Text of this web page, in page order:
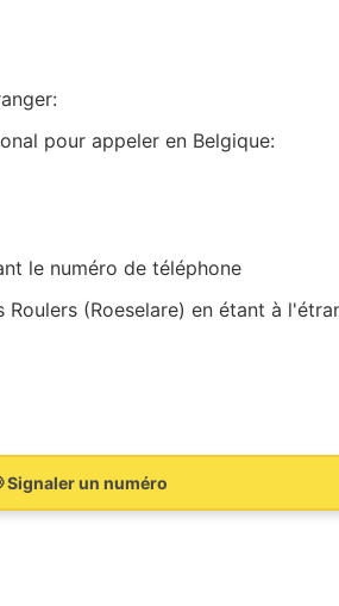
pour appeler en Belgique:
le numéro de téléphone
(Roeselare) en étant à
Signaler un numéro